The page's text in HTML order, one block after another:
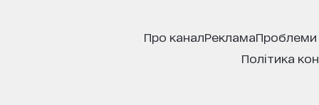
про канал реклама
політика